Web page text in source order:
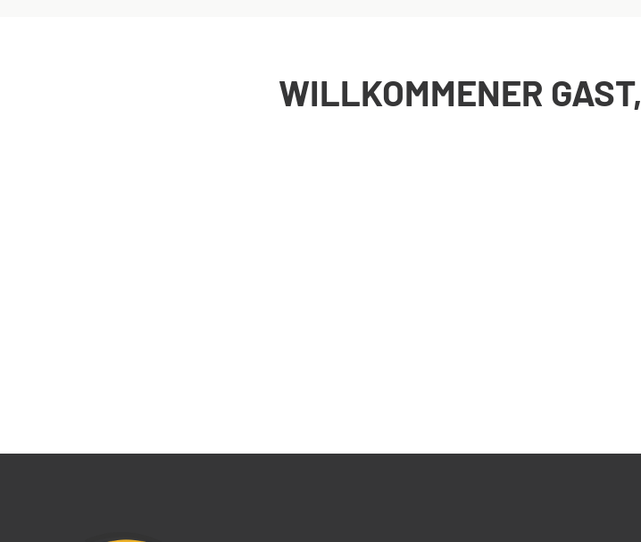
WILLKOMMENER GAST,